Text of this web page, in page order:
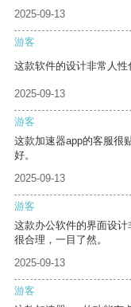
2025-09-13
游客
这款软件的设计非常人性
2025-09-13
游客
这款加速器app的客服很
好。
2025-09-13
游客
这款办公软件的界面设
很合理，一目了然。
2025-09-13
游客